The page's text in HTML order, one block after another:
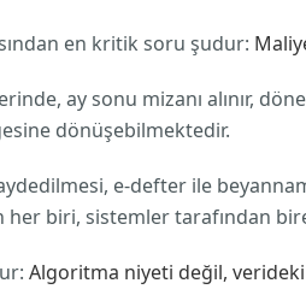
en kritik soru şudur:
ay sonu mizanı alınır,
dönüşebilmektedir.
e-defter ile
biri, sistemler tarafından
Algoritma niyeti değil,